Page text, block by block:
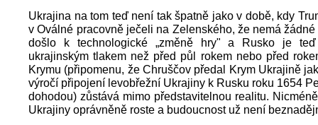
Ukrajina na tom teď není tak špatně jako v době, kdy
v Oválné pracovně ječeli na Zelenského, že nemá žádné
došlo k technologické „změně hry" a Rusko je
ukrajinským tlakem než před půl rokem nebo před
Krymu (připomenu, že Chruščov předal Krym Ukrajině
výročí připojení levobřežní Ukrajiny k Rusku roku 1654
dohodou) zůstává mimo představitelnou realitu.
Ukrajiny oprávněně roste a budoucnost už není